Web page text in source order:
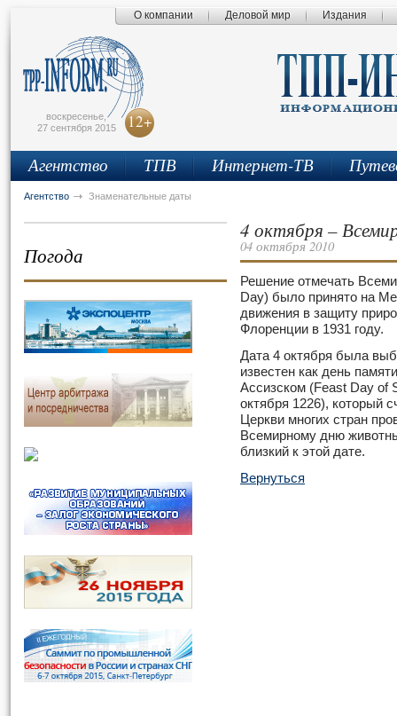
О компании Деловой мир Издания
воскресенье,
27 сентября 2015
12+
Агентство ТПВ Интернет-ТВ
Агентство Знаменательные даты
Погода
4 октября –
04 октября 2010
Решение отмечать
Day) было принято на
движения в защиту
Флоренции в 1931 году.
Дата 4 октября была
известен как день
Ассизском (Feast Day of
октября 1226), который
Церкви многих стран
Всемирному дню
близкий к этой дате.
Вернуться